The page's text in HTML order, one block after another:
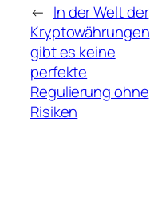
← In der Welt der
Kryptowährungen
gibt es keine
perfekte
Regulierung ohne
Risiken